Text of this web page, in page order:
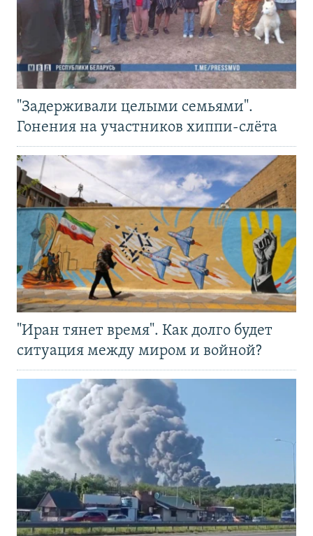
"Задерживали целыми семьями".
Гонения на участников хиппи-слёта
"Иран тянет время". Как долго будет
ситуация между миром и войной?